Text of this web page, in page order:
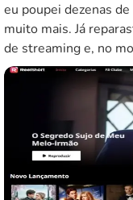
eu poupei dezenas
muito mais. Já
de streaming e, no
passamos mais
de facto?